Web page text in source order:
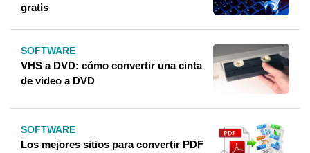
gratis
SOFTWARE
VHS a DVD: cómo convertir una cinta
de video a DVD
SOFTWARE
Los mejores sitios para convertir PDF